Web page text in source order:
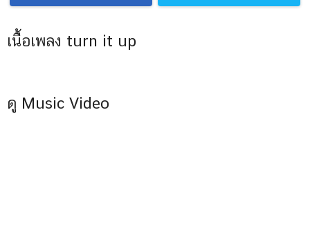
เนื้อเพลง turn it up
ดู Music Video